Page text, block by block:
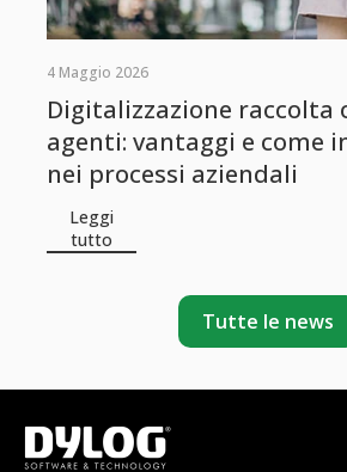
4 Maggio 2026
Digitalizzazione raccolta
agenti: vantaggi e come
nei processi aziendali
Leggi
tutto
Tutte le news